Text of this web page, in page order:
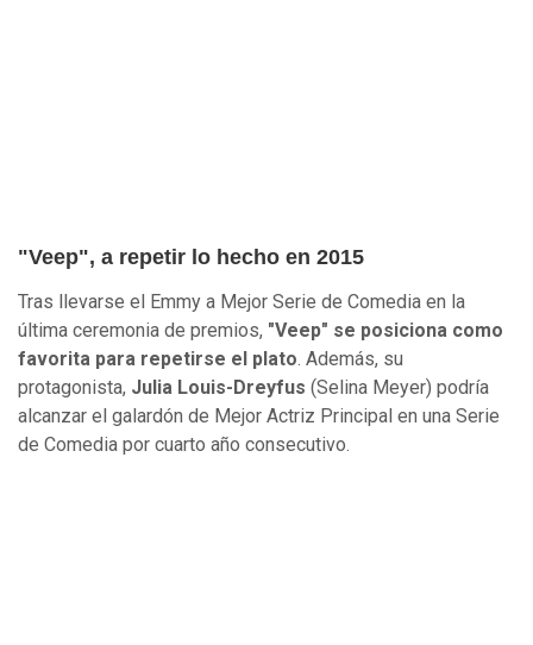
"Veep", a repetir lo hecho en 2015
Tras llevarse el Emmy a Mejor Serie de Comedia en la
última ceremonia de premios, "Veep" se posiciona como
favorita para repetirse el plato. Además, su
protagonista, Julia Louis-Dreyfus (Selina Meyer) podría
alcanzar el galardón de Mejor Actriz Principal en una Serie
de Comedia por cuarto año consecutivo.